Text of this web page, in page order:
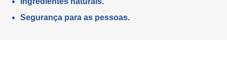
Segurança para as pessoas.